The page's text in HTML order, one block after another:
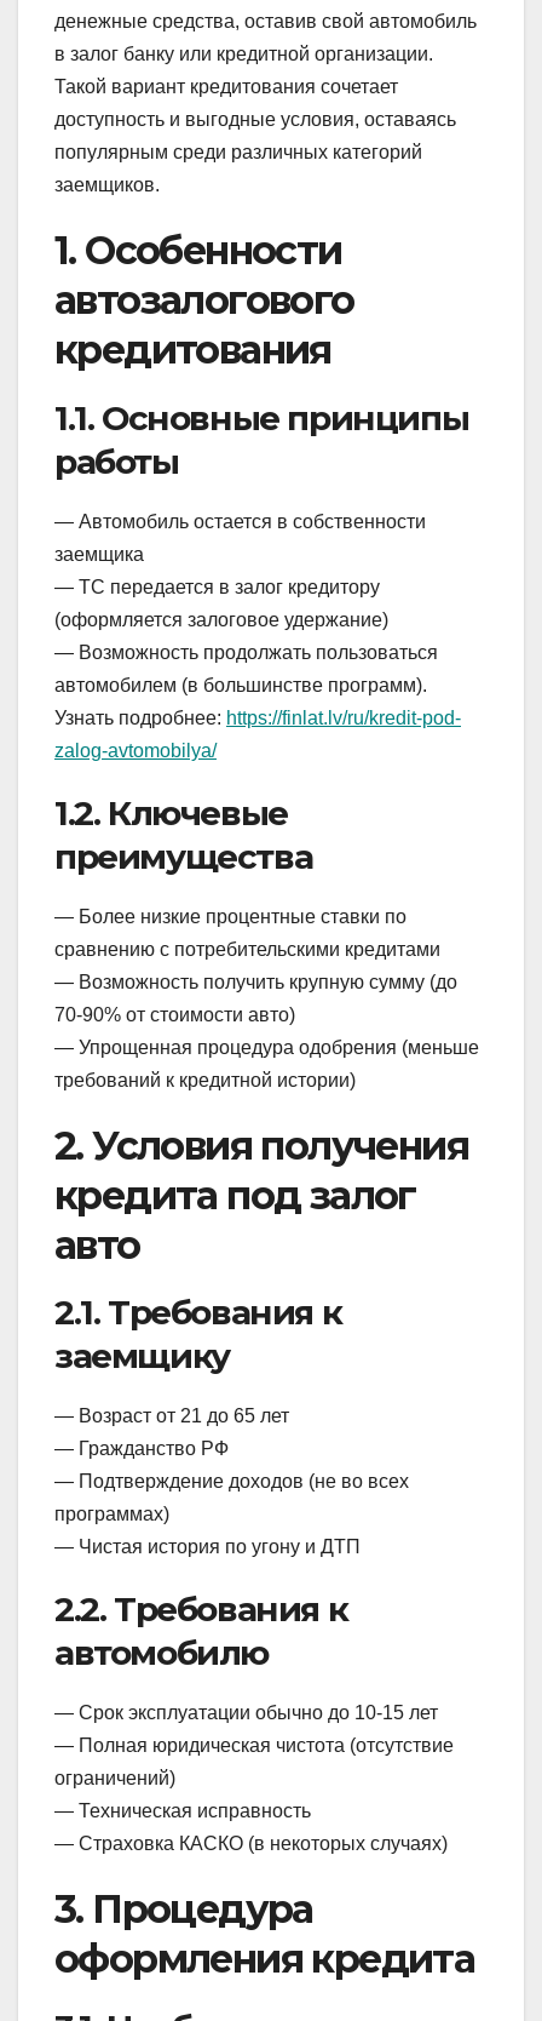
денежные средства, оставив свой автомобиль
в залог банку или кредитной организации.
Такой вариант кредитования сочетает
доступность и выгодные условия, оставаясь
популярным среди различных категорий
заемщиков.
1. Особенности
автозалогового
кредитования
1.1. Основные принципы
работы
— Автомобиль остается в собственности
заемщика
— ТС передается в залог кредитору
(оформляется залоговое удержание)
— Возможность продолжать пользоваться
автомобилем (в большинстве программ).
Узнать подробнее: https://finlat.lv/ru/kredit-pod-
zalog-avtomobilya/
1.2. Ключевые
преимущества
— Более низкие процентные ставки по
сравнению с потребительскими кредитами
— Возможность получить крупную сумму (до
70-90% от стоимости авто)
— Упрощенная процедура одобрения (меньше
требований к кредитной истории)
2. Условия получения
кредита под залог
авто
2.1. Требования к
заемщику
— Возраст от 21 до 65 лет
— Гражданство РФ
— Подтверждение доходов (не во всех
программах)
— Чистая история по угону и ДТП
2.2. Требования к
автомобилю
— Срок эксплуатации обычно до 10-15 лет
— Полная юридическая чистота (отсутствие
ограничений)
— Техническая исправность
— Страховка КАСКО (в некоторых случаях)
3. Процедура
оформления кредита